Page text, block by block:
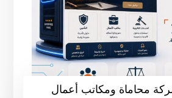
محاماة ومكاتب أعمال